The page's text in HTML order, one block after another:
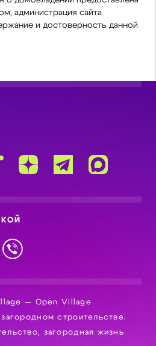
администрация сайта
и достоверность данной
— Open Village
строительстве.
загородная жизнь